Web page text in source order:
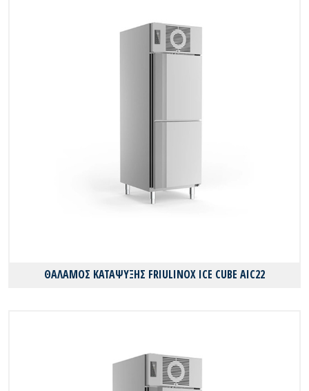
ΘΑΛΑΜΟΣ ΚΑΤΑΨΥΞΗΣ FRIULINOX ICE CUBE AIC22